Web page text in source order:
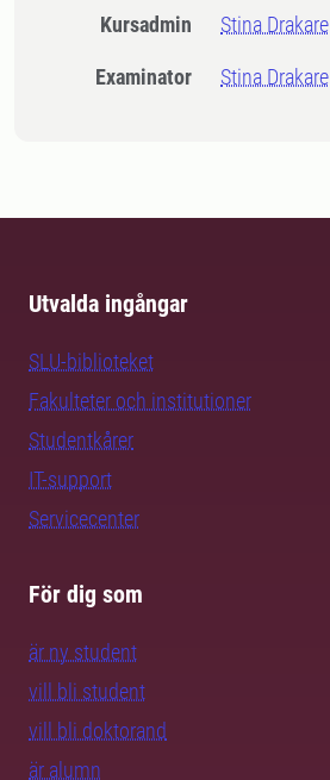
Kursadmin Stina Drakare
Examinator Stina Drakare
Utvalda ingångar
SLU-biblioteket
Fakulteter och institutioner
Studentkårer
IT-support
Servicecenter
För dig som
är ny student
vill bli student
vill bli doktorand
är alumn